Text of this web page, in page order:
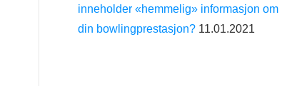
inneholder «hemmelig» informasjon om
din bowlingprestasjon? 11.01.2021